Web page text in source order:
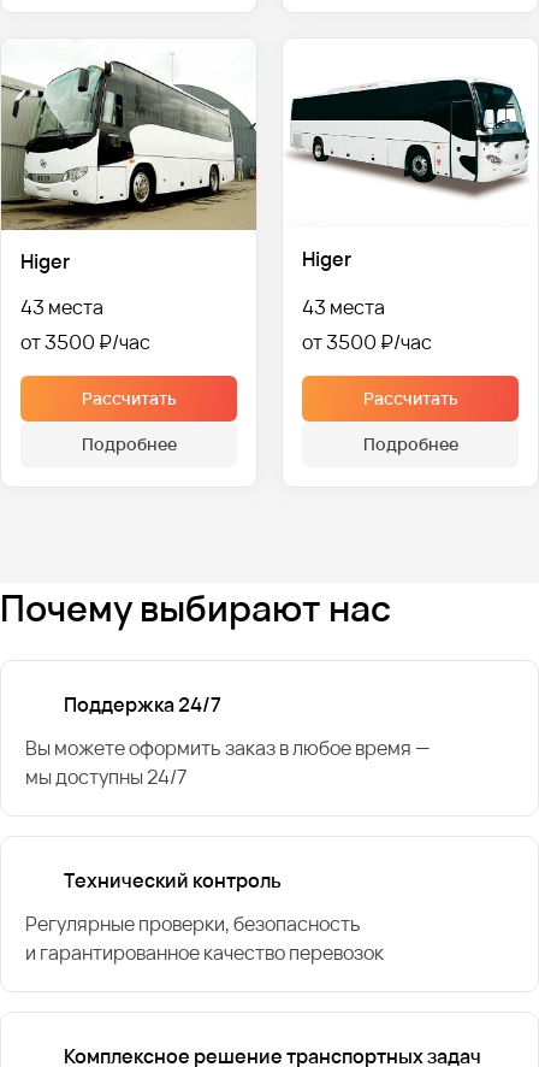
Higer
43 места
от 3500 ₽
Рассчитать
Подробнее
Higer
43 места
от 3500 ₽
Рассчитать
Подробнее
Почему выбирают нас
Поддержка 24/7
Вы можете оформить заказ в любое время —
мы доступны 24/7
Технический контроль
Регулярные проверки, безопасность
и гарантированное качество перевозок
Комплексное решение транспортных задач